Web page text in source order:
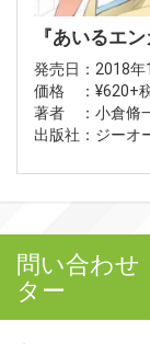
『あいるエ
発売日：2018
価格 ：¥620+
著者 ：小倉脩
出版社：ジーオ
問い合わ
ター